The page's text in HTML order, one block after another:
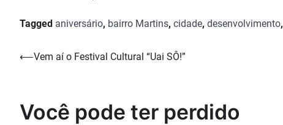
Tagged aniversário, bairro Martins, cidade, desenvolvimento,
Navegação
⟵Vem aí o Festival Cultural “Uai SÔ!”
Você pode ter perdido